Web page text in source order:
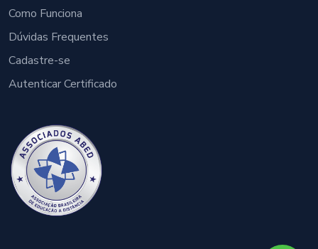
Como Funciona
Dúvidas Frequentes
Cadastre-se
Autenticar Certificado